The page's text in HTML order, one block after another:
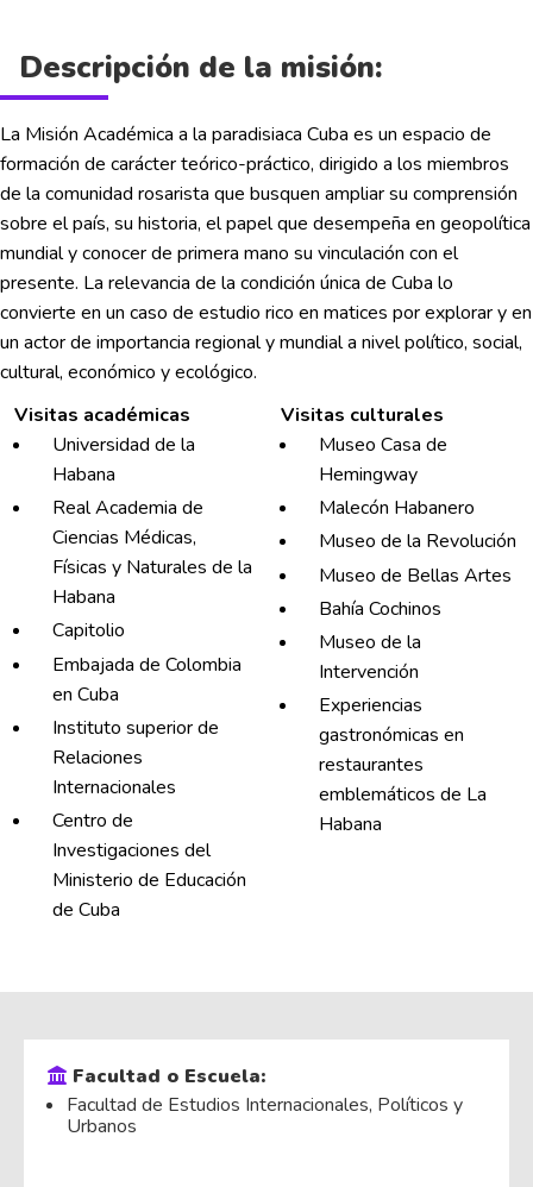
Descripción de la misión:
La Misión Académica a la paradisiaca Cuba es un espacio de
formación de carácter teórico-práctico, dirigido a los miembros
de la comunidad rosarista que busquen ampliar su comprensión
sobre el país, su historia, el papel que desempeña en geopolítica
mundial y conocer de primera mano su vinculación con el
presente. La relevancia de la condición única de Cuba lo
convierte en un caso de estudio rico en matices por explorar y en
un actor de importancia regional y mundial a nivel político, social,
cultural, económico y ecológico.
Visitas académicas
Universidad de la
Habana
Real Academia de
Ciencias Médicas,
Físicas y Naturales de la
Habana
Capitolio
Embajada de Colombia
en Cuba
Instituto superior de
Relaciones
Internacionales
Centro de
Investigaciones del
Ministerio de Educación
de Cuba
Visitas culturales
Museo Casa de
Hemingway
Malecón Habanero
Museo de la Revolución
Museo de Bellas Artes
Bahía Cochinos
Museo de la
Intervención
Experiencias
gastronómicas en
restaurantes
emblemáticos de La
Habana
Facultad o Escuela:
Facultad de Estudios Internacionales, Políticos y
Urbanos